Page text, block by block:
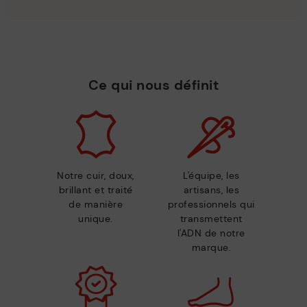
Ce qui nous définit
Notre cuir, doux,
brillant et traité
de manière
unique.
L'équipe, les
artisans, les
professionnels qui
transmettent
l'ADN de notre
marque.